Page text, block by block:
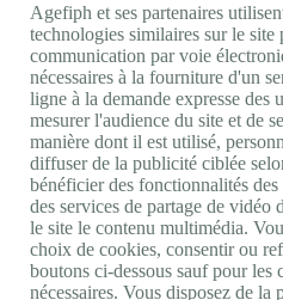
Nos autres sites
Site portail Agefiph
Activateur de progrès
Handinnov
Innovation et recherche
Université du RRH
Service AppuiPro
Nous suivre
Youtube
Agefiph et ses partenaires
technologies similaires sur le
communication par voie
nécessaires à la fourniture d'un
ligne à la demande expresse des
mesurer l'audience du site et de
manière dont il est utilisé,
diffuser de la publicité ciblée
bénéficier des fonctionnalités des
des services de partage de vidéo
le site le contenu multimédia.
choix de cookies, consentir ou
boutons ci-dessous sauf pour les
nécessaires. Vous disposez de